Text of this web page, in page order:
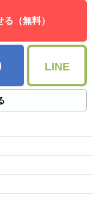
（無料）
LINE